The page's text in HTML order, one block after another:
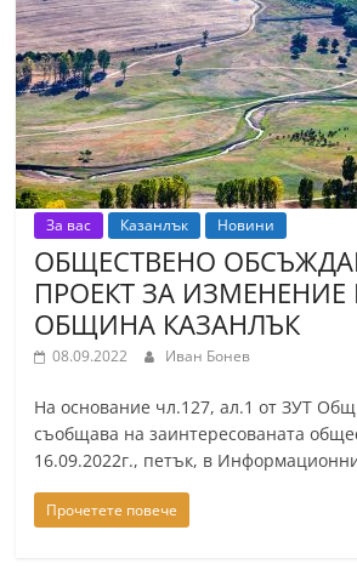
За вас Казанлък Новини
ОБЩЕСТВЕНО
ПРОЕКТ ЗА
ОБЩИНА КАЗАНЛЪК
08.09.2022 Иван Бонев
На основание чл.127, ал.1 от ЗУТ
съобщава на заинтересованата
16.09.2022г., петък, в
Прочетете повече